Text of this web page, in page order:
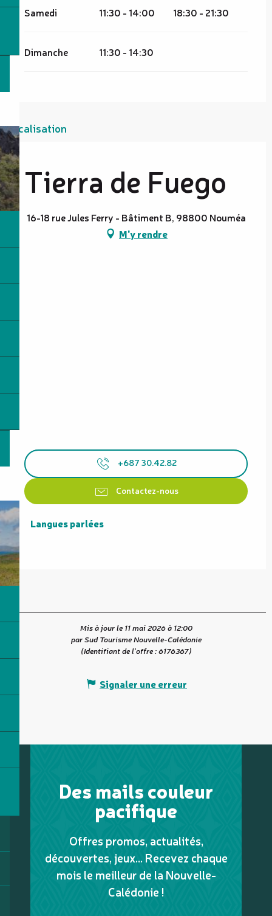
Samedi 11:30 - 14:00 18:30 - 21:30
Dimanche 11:30 - 14:30
Localisation
Tierra de Fuego
16-18 rue Jules Ferry - Bâtiment B, 98800 Nouméa
M'y rendre
+687 30.42.82
Contactez-nous
Langues parlées
Langues parlées
Mis à jour le 11 mai 2026 à 12:00
par Sud Tourisme Nouvelle-Calédonie
(Identifiant de l'offre :6176367)
Signaler une erreur
Des mails couleur
pacifique
Offres promos, actualités,
découvertes, jeux... Recevez chaque
mois le meilleur de la Nouvelle-
Calédonie !